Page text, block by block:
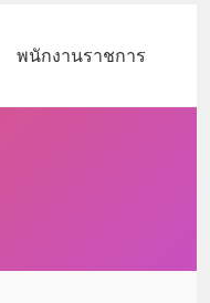
พนักงานราชการ